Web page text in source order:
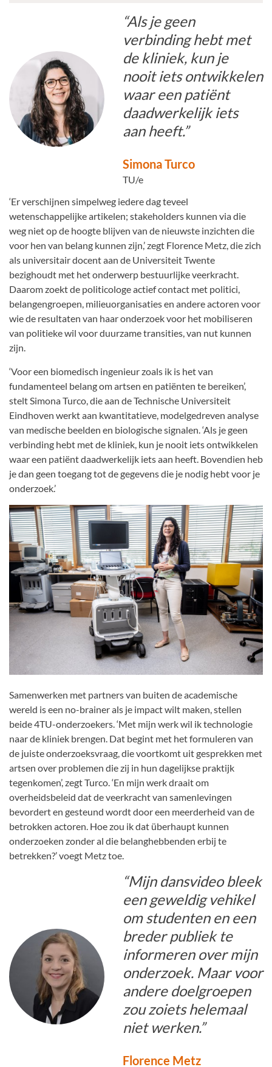
“Als je geen
verbinding hebt met
de kliniek, kun je
nooit iets ontwikkelen
waar een patiënt
daadwerkelijk iets
aan heeft.”
Simona Turco
TU/e
‘Er verschijnen simpelweg iedere dag teveel
wetenschappelijke artikelen; stakeholders kunnen via die
weg niet op de hoogte blijven van de nieuwste inzichten die
voor hen van belang kunnen zijn,’ zegt Florence Metz, die zich
als universitair docent aan de Universiteit Twente
bezighoudt met het onderwerp bestuurlijke veerkracht.
Daarom zoekt de politicologe actief contact met politici,
belangengroepen, milieuorganisaties en andere actoren voor
wie de resultaten van haar onderzoek voor het mobiliseren
van politieke wil voor duurzame transities, van nut kunnen
zijn.
‘Voor een biomedisch ingenieur zoals ik is het van
fundamenteel belang om artsen en patiënten te bereiken’,
stelt Simona Turco, die aan de Technische Universiteit
Eindhoven werkt aan kwantitatieve, modelgedreven analyse
van medische beelden en biologische signalen. ‘Als je geen
verbinding hebt met de kliniek, kun je nooit iets ontwikkelen
waar een patiënt daadwerkelijk iets aan heeft. Bovendien heb
je dan geen toegang tot de gegevens die je nodig hebt voor je
onderzoek.’
Samenwerken met partners van buiten de academische
wereld is een no-brainer als je impact wilt maken, stellen
beide 4TU-onderzoekers. ‘Met mijn werk wil ik technologie
naar de kliniek brengen. Dat begint met het formuleren van
de juiste onderzoeksvraag, die voortkomt uit gesprekken met
artsen over problemen die zij in hun dagelijkse praktijk
tegenkomen’, zegt Turco. ‘En mijn werk draait om
overheidsbeleid dat de veerkracht van samenlevingen
bevordert en gesteund wordt door een meerderheid van de
betrokken actoren. Hoe zou ik dat überhaupt kunnen
onderzoeken zonder al die belanghebbenden erbij te
betrekken?’ voegt Metz toe.
“Mijn dansvideo bleek
een geweldig vehikel
om studenten en een
breder publiek te
informeren over mijn
onderzoek. Maar voor
andere doelgroepen
zou zoiets helemaal
niet werken.”
Florence Metz